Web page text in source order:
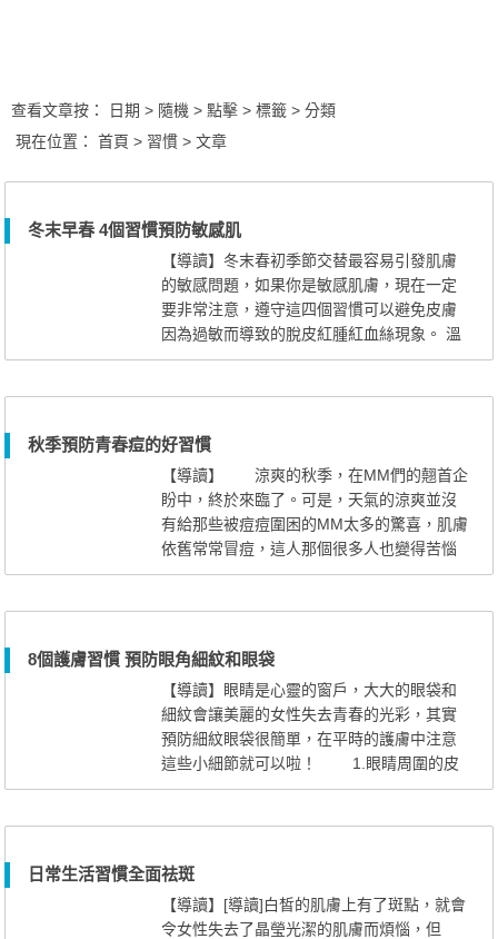
查看文章按： 日期 > 隨機 > 點擊 > 標籤 > 分類
現在位置：首頁 > 習慣 > 文章
冬末早春 4個習慣預防敏感肌
【導讀】冬末春初季節交替最容易引發肌膚
的敏感問題，如果你是敏感肌膚，現在一定
要非常注意，遵守這四個習慣可以避免皮膚
因為過敏而導致的脫皮紅腫紅血絲現象。 溫
和卸妝 1)溫和卸妝 卸妝的重要性不
要使用低泡或者無泡的，切記不應用潔面
刷、海綿、磨砂膏等磨擦肌膚，以免造成對
肌膚的更大刺激。如果臉部已經發...
秋季預防青春痘的好習慣
【導讀】 涼爽的秋季，在MM們的翹首企
盼中，終於來臨了。可是，天氣的涼爽並沒
有給那些被痘痘圍困的MM太多的驚喜，肌膚
依舊常常冒痘，這人那個很多人也變得苦惱
起來。其實，清爽的秋天，也很 涼爽的
的MM太多的驚喜，肌膚依舊常常冒痘，這人
那個很多人也變得苦惱起來。其實...
8個護膚習慣 預防眼角細紋和眼袋
【導讀】眼睛是心靈的窗戶，大大的眼袋和
細紋會讓美麗的女性失去青春的光彩，其實
預防細紋眼袋很簡單，在平時的護膚中注意
這些小細節就可以啦！ 1.眼睛周圍的皮
膚極之薄弱，化妝或卸妝的時候，動作要輕
粉撲輕按在面上來穩定手的位置，這便不容
易畫錯位置了。 3.洗面時，用棉花抹洗
眼睛周圍的皮膚，比用粗糙的毛巾...
日常生活習慣全面祛斑
【導讀】[導讀]白皙的肌膚上有了斑點，就會
令女性失去了晶瑩光潔的肌膚而煩惱，但